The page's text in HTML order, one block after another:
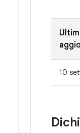
10